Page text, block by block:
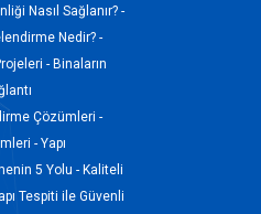
Nasıl Sağlanır? -
Nedir? -
- Binaların
Çözümleri -
-Yapı
5 Yolu - Kaliteli
Tespiti ile Güvenli